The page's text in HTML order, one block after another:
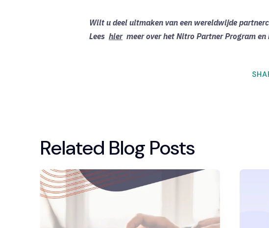
Wilt u deel uitmaken van een wereldwijde
Lees hier meer over het Nitro Partner Program en
Related Blog Posts